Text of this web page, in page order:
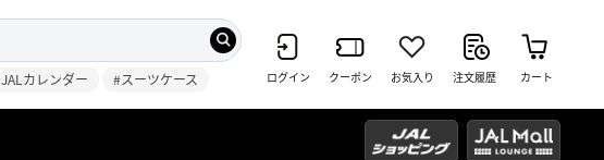
カレンダー #スーツケース ログイン クーポン お気入り 注文履歴 カート